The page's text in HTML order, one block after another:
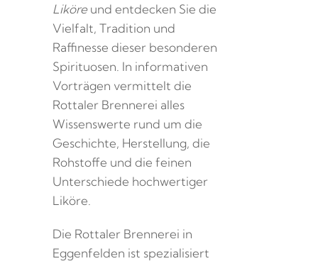
Liköre und entdecken Sie die
Vielfalt, Tradition und
Raffinesse dieser besonderen
Spirituosen. In informativen
Vorträgen vermittelt die
Rottaler Brennerei alles
Wissenswerte rund um die
Geschichte, Herstellung, die
Rohstoffe und die feinen
Unterschiede hochwertiger
Liköre.
Die Rottaler Brennerei in
Eggenfelden ist spezialisiert